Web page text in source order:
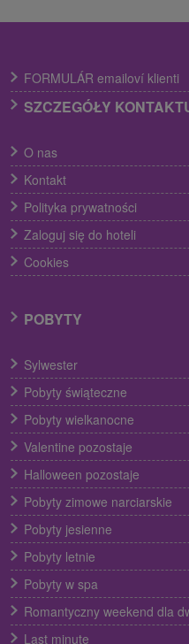
FORMULÁR emailoví klienti
SZCZEGÓŁY
O nas
Kontakt
Polityka prywatności
Zaloguj się do hoteli
Cookies
POBYTY
Sylwester
Pobyty świąteczne
Pobyty wielkanocne
Valentine pozostaje
Halloween pozostaje
Pobyty zimowe narciarskie
Pobyty jesienne
Pobyty letnie
Pobyty w spa
Romantyczny weekend dla
Last minute